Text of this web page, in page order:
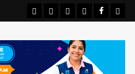
INICIOIRAPUATO
ESTATALES